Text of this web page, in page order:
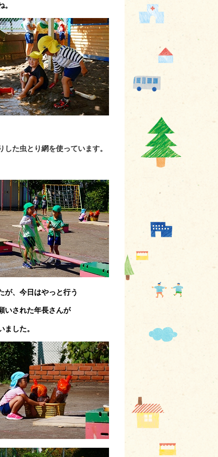
た虫とり網を使っています。
が、今日はやっと行う
いされた年長さんが
した。